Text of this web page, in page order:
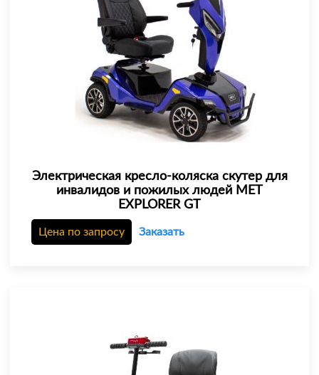
Электрическая кресло-коляска скутер для
инвалидов и пожилых людей МЕТ
EXPLORER GT
Цена по запросу Заказать